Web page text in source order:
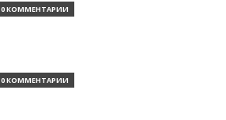
0 КОММЕНТАРИИ
0 КОММЕНТАРИИ